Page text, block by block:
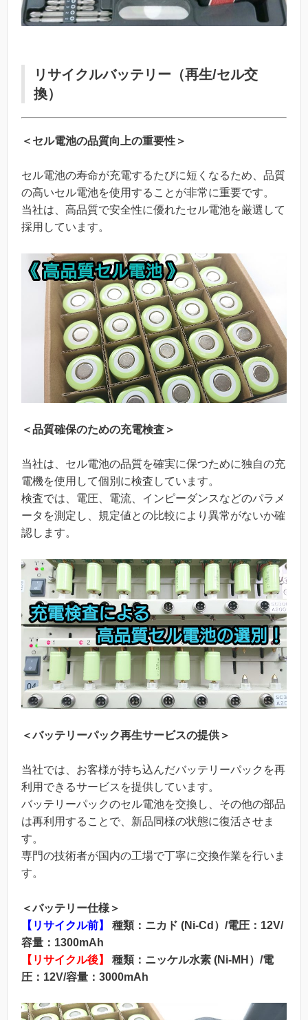
リサイクルバッテリー（再生/セル交
換）
＜セル電池の品質向上の重要性＞
セル電池の寿命が充電するたびに短くなるため、品質
の高いセル電池を使用することが非常に重要です。
当社は、高品質で安全性に優れたセル電池を厳選して
採用しています。
＜品質確保のための充電検査＞
当社は、セル電池の品質を確実に保つために独自の充
電機を使用して個別に検査しています。
検査では、電圧、電流、インピーダンスなどのパラメ
ータを測定し、規定値との比較により異常がないか確
認します。
＜バッテリーパック再生サービスの提供＞
当社では、お客様が持ち込んだバッテリーパックを再
利用できるサービスを提供しています。
バッテリーパックのセル電池を交換し、その他の部品
は再利用することで、新品同様の状態に復活させま
す。
専門の技術者が国内の工場で丁寧に交換作業を行いま
す。
＜バッテリー仕様＞
【リサイクル前】
種類：ニカド (Ni-Cd）/電圧：12V/
容量：1300mAh
【リサイクル後】
種類：ニッケル水素 (Ni-MH）/電
圧：12V/容量：3000mAh